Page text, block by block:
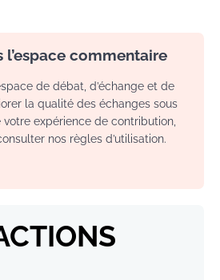
l’espace commentaire
de débat, d’échange et de
la qualité des échanges sous
votre expérience de contribution,
nos règles d’utilisation.